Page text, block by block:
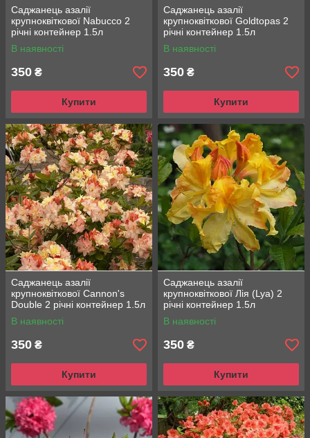
Саджанець азалії
крупноквіткової Nabucco 2
річні контейнер 1.5л
В наявності
350 ₴
Купити
Саджанець азалії
крупноквіткової Goldtopas 2
річні контейнер 1.5л
В наявності
350 ₴
Купити
Саджанець азалії
крупноквіткової Cannon's
Double 2 річні контейнер 1.5л
В наявності
350 ₴
Купити
Саджанець азалії
крупноквіткової Лія (Lya) 2
річні контейнер 1.5л
В наявності
350 ₴
Купити